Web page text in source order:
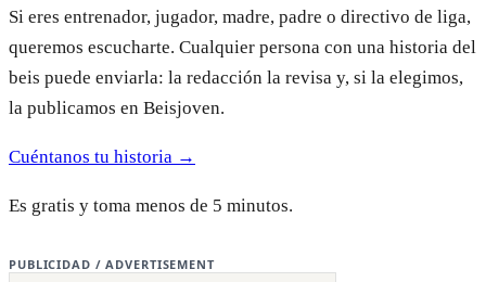
Si eres entrenador, jugador, madre, padre o directivo de liga,
queremos escucharte. Cualquier persona con una historia del
beis puede enviarla: la redacción la revisa y, si la elegimos,
la publicamos en Beisjoven.
Cuéntanos tu historia →
Es gratis y toma menos de 5 minutos.
PUBLICIDAD / ADVERTISEMENT